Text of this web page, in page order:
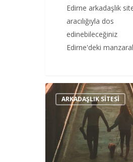
Edirne arkadaşlık
aracılığıyla dos
edinebileceğiniz
Edirne'deki
Hatay
Arkadaşlık
ARKADAŞLIK SITESI